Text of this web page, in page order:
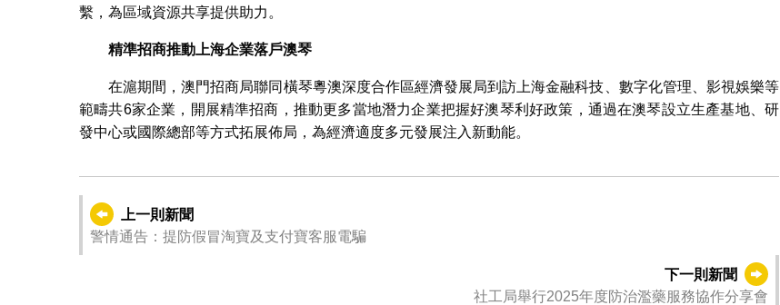
繫，為區域資源共享提供助力。
精準招商推動上海企業落戶澳琴
在滬期間，澳門招商局聯同橫琴粵澳深度合作區經濟發展局到訪上海金融科技、數字化管理、影視娛樂等
範疇共6家企業，開展精準招商，推動更多當地潛力企業把握好澳琴利好政策，通過在澳琴設立生產基地、研
發中心或國際總部等方式拓展佈局，為經濟適度多元發展注入新動能。
上一則新聞
警情通告：提防假冒淘寶及支付寶客服電騙
下一則新聞
社工局舉行2025年度防治濫藥服務協作分享會